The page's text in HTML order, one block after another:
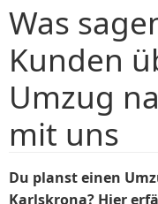
Was
Kunden
Umzug
mit uns
Du planst einen
Karlskrona? Hier